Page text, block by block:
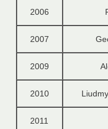
Kapcsolat
2006
2007
2009
2010
2011